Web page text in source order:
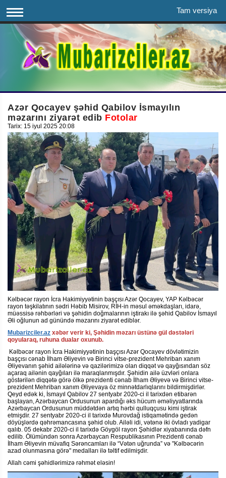
Tam versiya
Azər Qocayev şəhid Qabilov İsmayılın
məzarını ziyarət edib Fotolar
Tarix: 15 iyul 2025 20:08
Kəlbəcər rayon İcra Hakimiyyətinin başçısı Azər Qocayev, YAP Kəlbəcər
rayon təşkilatının sədri Həbib Misirov, RİH-in məsul əməkdaşları, idarə,
müəssisə rəhbərləri və şəhidin doğmalarının iştirakı ilə şəhid Qabilov İsmayıl
Əli oğlunun ad günündə məzarını ziyarət ediblər.
Mubarizciler.az xəbər verir ki, Şəhidin məzarı üstünə gül dəstələri
qoyularaq, ruhuna dualar oxunub.
Kəlbəcər rayon İcra Hakimiyyətinin başçısı Azər Qocayev dövlətimizin
başçısı cənab İlham Əliyevin və Birinci vitse-prezident Mehriban xanım
Əliyevanın şəhid ailələrinə və qazilərimizə olan diqqət və qayğısından söz
açaraq ailənin qayğıları ilə maraqlanmışdır. Şəhidin ailə üzvləri onlara
göstərilən diqqətə görə ölkə prezidenti cənab İlham Əliyevə və Birinci vitse-
prezident Mehriban xanım Əliyevaya öz minnətdarlıqlarını bildirmişdirlər.
Qeyd edək ki, İsmayıl Qabilov 27 sentyabr 2020-ci il tarixdən etibarən
başlayan, Azərbaycan Ordusunun apardığı əks hücum əməliyyatlarında
Azərbaycan Ordusunun müddətdən artıq hərbi qulluqçusu kimi iştirak
etmişdir. 27 sentyabr 2020-ci il tarixdə Murovdağ istiqamətində gedən
döyüşlərdə qəhrəmancasına şəhid olub. Ailəli idi, vətənə iki övladı yadigar
qalıb. 05 dekabr 2020-ci il tarixdə Göygöl rayon Şəhidlər xiyabanında dəfn
edilib. Ölümündən sonra Azərbaycan Respublikasının Prezidenti cənab
İlham Əliyevin müvafiq Sərəncamları ilə “Vətən uğrunda” və "Kəlbəcərin
azad olunmasına görə" medalları ilə təltif edilmişdir.
Allah cəmi şəhidlərimizə rəhmət eləsin!